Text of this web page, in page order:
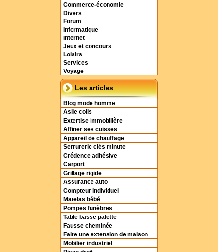
Commerce-économie
Divers
Forum
Informatique
Internet
Jeux et concours
Loisirs
Services
Voyage
Les articles
Blog mode homme
Asile colis
Extertise immobilière
Affiner ses cuisses
Appareil de chauffage
Serrurerie clés minute
Crédence adhésive
Carport
Grillage rigide
Assurance auto
Compteur individuel
Matelas bébé
Pompes funèbres
Table basse palette
Fausse cheminée
Faire une extension de maison
Mobilier industriel